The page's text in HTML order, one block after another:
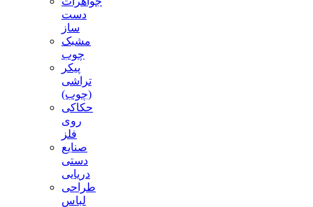
دست
ساز
مشبک
چوب
پیکر
تراشی
(چوب)
حکاکی
روی
فلز
صنایع
دستی
دریایی
طراحی
لباس